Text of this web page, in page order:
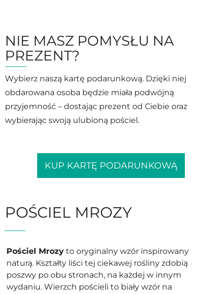
NIE MASZ POMYSŁU NA
PREZENT?
Wybierz naszą kartę podarunkową. Dzięki niej
obdarowana osoba będzie miała podwójną
przyjemność – dostając prezent od Ciebie oraz
wybierając swoją ulubioną pościel.
KUP KARTĘ PODARUNKOWĄ
POŚCIEL MROZY
Pościel Mrozy to oryginalny wzór inspirowany
naturą. Kształty liści tej ciekawej rośliny zdobią
poszwy po obu stronach, na każdej w innym
wydaniu. Wierzch pościeli to biały wzór na